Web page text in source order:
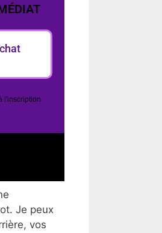
l'inscription
Je peux
vos